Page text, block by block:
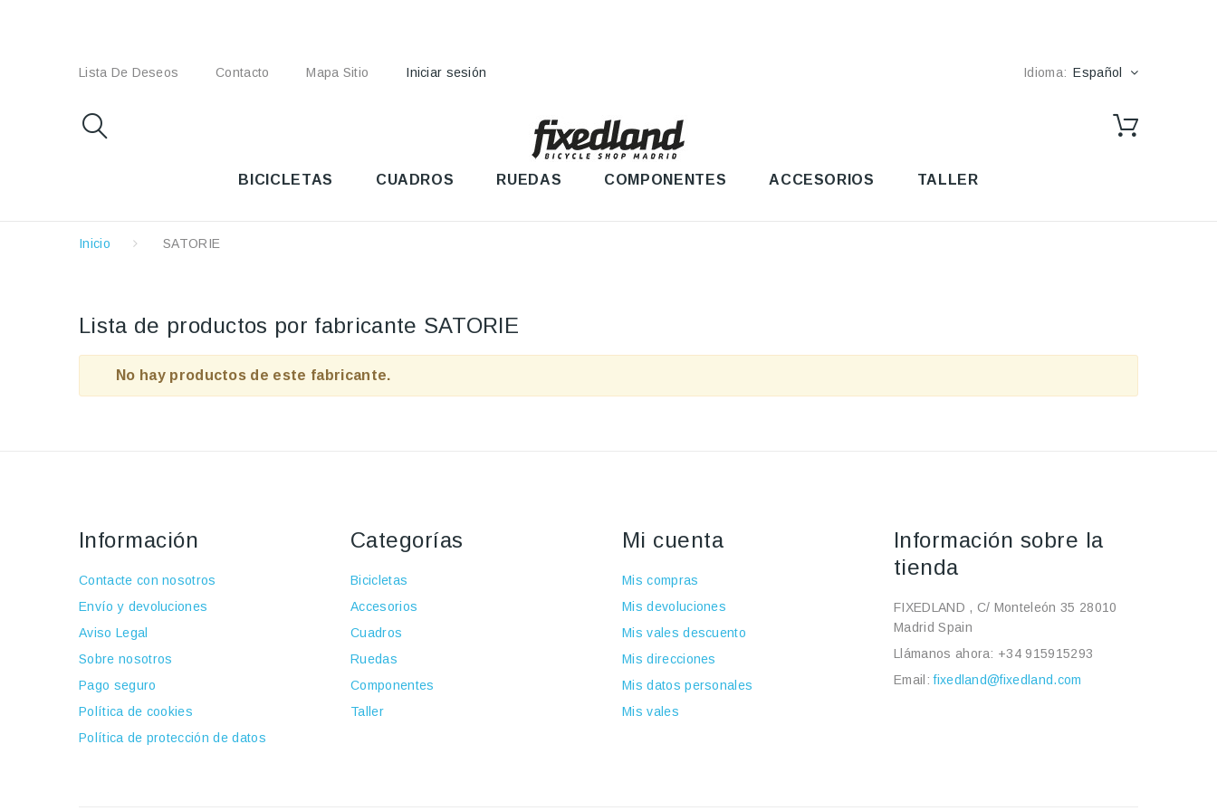
Lista De Deseos Contacto Mapa Sitio Iniciar sesión Idioma: Español
BICICLETAS CUADROS RUEDAS COMPONENTES ACCESORIOS TALLER
Inicio SATORIE
Lista de productos por fabricante SATORIE
No hay productos de este fabricante.
Información
Contacte con nosotros
Envío y devoluciones
Aviso Legal
Sobre nosotros
Pago seguro
Política de cookies
Política de protección de datos
Categorías
Bicicletas
Accesorios
Cuadros
Ruedas
Componentes
Taller
Mi cuenta
Mis compras
Mis devoluciones
Mis vales descuento
Mis direcciones
Mis datos personales
Mis vales
Información sobre la
tienda
FIXEDLAND , C/ Monteleón 35 28010
Madrid Spain
Llámanos ahora: +34 915915293
Email:fixedland@fixedland.com